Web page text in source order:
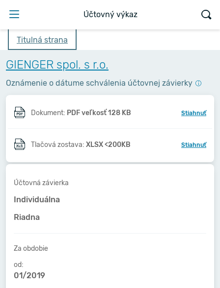
Účtovný výkaz
Titulná strana
GIENGER spol. s r.o.
Oznámenie o dátume schválenia účtovnej závierky
Dokument: PDF veľkosť 128 KB Stiahnuť
Tlačová zostava: XLSX <200KB Stiahnuť
Účtovná závierka
Individuálna
Riadna
Za obdobie
od:
01/2019